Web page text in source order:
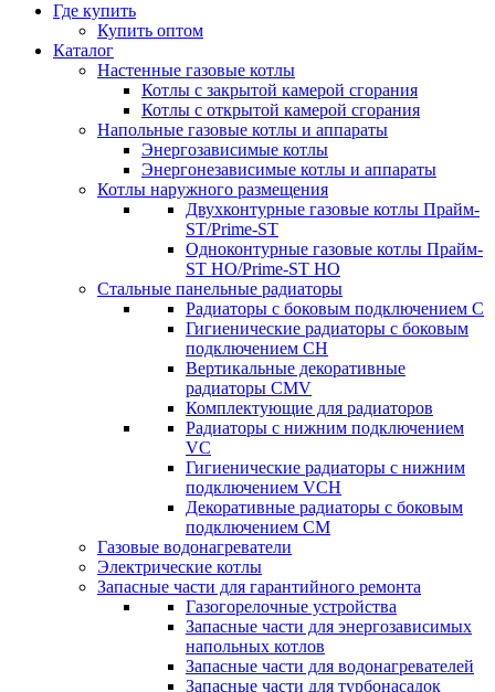
Где купить
Купить оптом
Каталог
Настенные газовые котлы
Котлы с закрытой камерой сгорания
Котлы с открытой камерой сгорания
Напольные газовые котлы и аппараты
Энергозависимые котлы
Энергонезависимые котлы и аппараты
Котлы наружного размещения
Двухконтурные газовые котлы Прайм-
ST/Prime-ST
Одноконтурные газовые котлы Прайм-
ST HO/Prime-ST HO
Стальные панельные радиаторы
Радиаторы c боковым подключением C
Гигиенические радиаторы c боковым
подключением CH
Вертикальные декоративные
радиаторы CMV
Комплектующие для радиаторов
Радиаторы c нижним подключением
VC
Гигиенические радиаторы c нижним
подключением VCH
Декоративные радиаторы с боковым
подключением CM
Газовые водонагреватели
Электрические котлы
Запасные части для гарантийного ремонта
Газогорелочные устройства
Запасные части для энергозависимых
напольных котлов
Запасные части для водонагревателей
Запасные части для турбонасадок